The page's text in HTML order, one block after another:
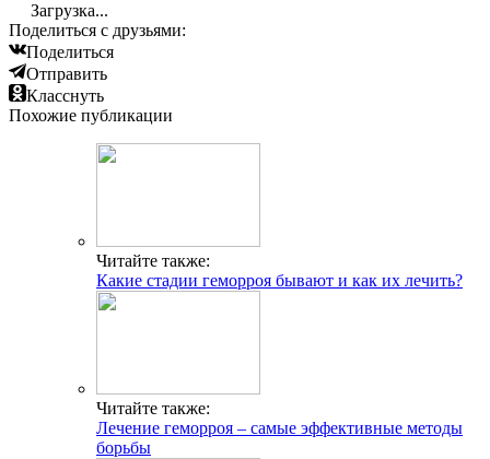
Загрузка...
Поделиться с друзьями:
Поделиться
Отправить
Класснуть
Похожие публикации
Читайте также:
Какие стадии геморроя бывают и как их лечить?
Читайте также:
Лечение геморроя – самые эффективные методы
борьбы